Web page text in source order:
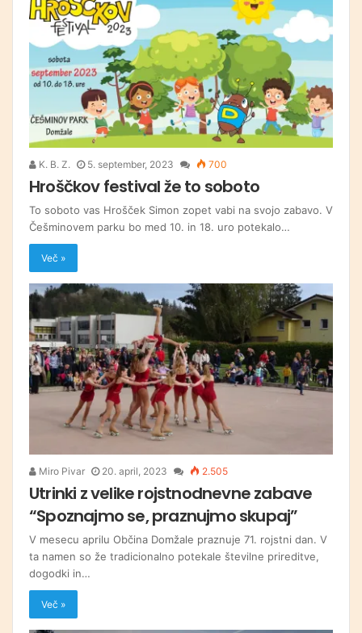
K. B. Z. 5. september, 2023 700
Hroščkov festival že to soboto
To soboto vas Hrošček Simon zopet vabi na svojo zabavo. V
Češminovem parku bo med 10. in 18. uro potekalo…
Več »
Miro Pivar 20. april, 2023 2.505
Utrinki z velike rojstnodnevne zabave
“Spoznajmo se, praznujmo skupaj”
V mesecu aprilu Občina Domžale praznuje 71. rojstni dan. V
ta namen so že tradicionalno potekale številne prireditve,
dogodki in…
Več »